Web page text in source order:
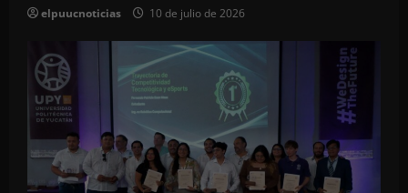
elpuucnoticias 10 de julio de 2026